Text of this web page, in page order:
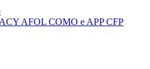
AFOL COMO e APP CFP